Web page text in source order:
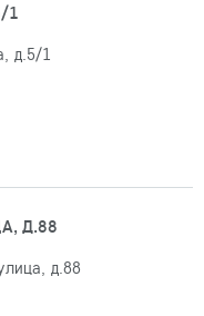
1
д.5/1
Д.88
д.88